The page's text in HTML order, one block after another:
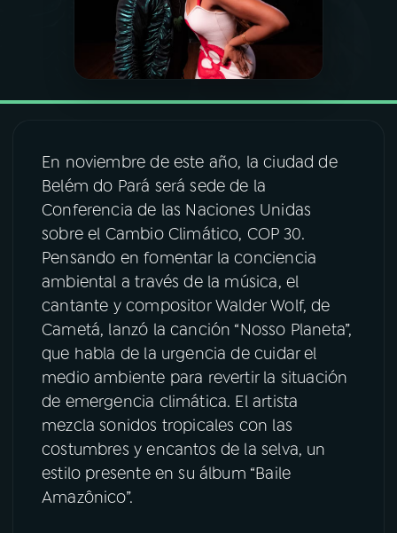
PODCASTS
06VIDEOCASTS
07 ÚLTIMAS
08 FESTIVAL DE MÚSICA
ACOMPANHE A RÁDIO NACIONAL
YouTube Facebook
TikTok
En noviembre de este año, la ciudad de
Belém do Pará será sede de la
Conferencia de las Naciones Unidas
sobre el Cambio Climático, COP 30.
Pensando en fomentar la conciencia
ambiental a través de la música, el
cantante y compositor Walder Wolf, de
Cametá, lanzó la canción “Nosso Planeta”,
que habla de la urgencia de cuidar el
medio ambiente para revertir la situación
de emergencia climática. El artista
mezcla sonidos tropicales con las
costumbres y encantos de la selva, un
estilo presente en su álbum “Baile
Amazônico”.